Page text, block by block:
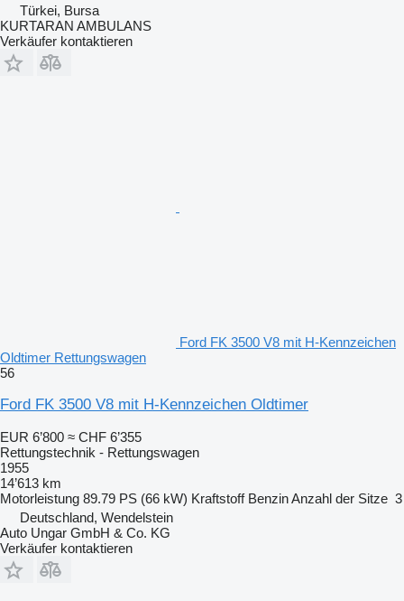
Türkei, Bursa
KURTARAN AMBULANS
Verkäufer kontaktieren
Ford FK 3500 V8 mit H-Kennzeichen
Oldtimer Rettungswagen
56
Ford FK 3500 V8 mit H-Kennzeichen Oldtimer
EUR 6’800 ≈ CHF 6’355
Rettungstechnik - Rettungswagen
1955
14’613 km
Motorleistung 89.79 PS (66 kW) Kraftstoff BenzinAnzahl der Sitze 3
Deutschland, Wendelstein
Auto Ungar GmbH & Co. KG
Verkäufer kontaktieren